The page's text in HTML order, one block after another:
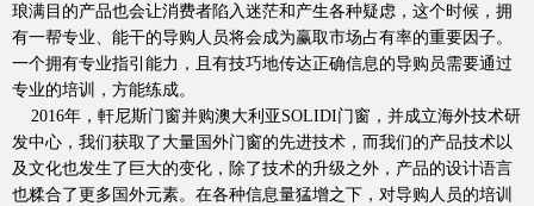
品牌资讯
琅满目的产品也会让消费者陷入迷茫和产生各种疑虑，这个时候，拥
有一帮专业、能干的导购人员将会成为赢取市场占有率的重要因子。
一个拥有专业指引能力，且有技巧地传达正确信息的导购员需要通过
专业的培训，方能练成。
2016年，軒尼斯门窗并购澳大利亚SOLIDI门窗，并成立海外技术研
发中心，我们获取了大量国外门窗的先进技术，而我们的产品技术以
及文化也发生了巨大的变化，除了技术的升级之外，产品的设计语言
也糅合了更多国外元素。在各种信息量猛增之下，对导购人员的培训